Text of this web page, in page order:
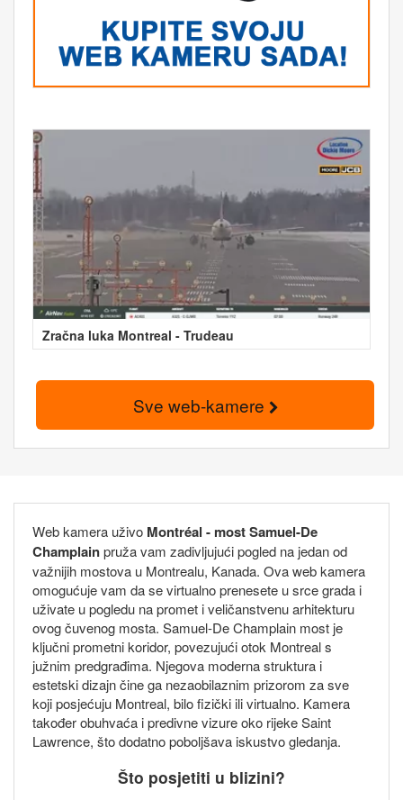
Zračna luka Montreal - Trudeau
Sve web-kamere
Web kamera uživo Montréal - most Samuel-De
Champlainpruža vam zadivljujući pogled na jedan od
važnijih mostova u Montrealu, Kanada. Ova web kamera
omogućuje vam da se virtualno prenesete u srce grada i
uživate u pogledu na promet i veličanstvenu arhitekturu
ovog čuvenog mosta. Samuel-De Champlain most je
ključni prometni koridor, povezujući otok Montreal s
južnim predgrađima. Njegova moderna struktura i
estetski dizajn čine ga nezaobilaznim prizorom za sve
koji posjećuju Montreal, bilo fizički ili virtualno. Kamera
također obuhvaća i predivne vizure oko rijeke Saint
Lawrence, što dodatno poboljšava iskustvo gledanja.
Što posjetiti u blizini?